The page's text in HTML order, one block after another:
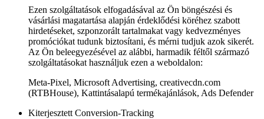
Ezen szolgáltatások elfogadásával az Ön böngészési és
vásárlási magatartása alapján érdeklődési köréhez szabott
hirdetéseket, szponzorált tartalmakat vagy kedvezményes
promóciókat tudunk biztosítani, és mérni tudjuk azok sikerét.
Az Ön beleegyezésével az alábbi, harmadik féltől származó
szolgáltatásokat használjuk ezen a weboldalon:
Meta-Pixel, Microsoft Advertising, creativecdn.com
(RTBHouse), Kattintásalapú termékajánlások, Ads Defender
Kiterjesztett Conversion-Tracking